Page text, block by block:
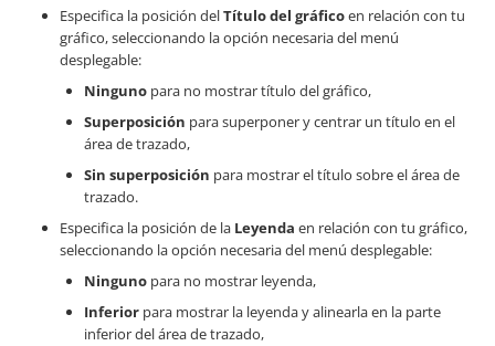
Especifica la posición delTítulo del gráficoen relación con tu
gráfico, seleccionando la opción necesaria del menú
desplegable:
Ninguno para no mostrar título del gráfico,
Superposición para superponer y centrar un título en el
área de trazado,
Sin superposición para mostrar el título sobre el área de
trazado.
Especifica la posición de la Leyenda en relación con tu gráfico,
seleccionando la opción necesaria del menú desplegable:
Ninguno para no mostrar leyenda,
Inferior para mostrar la leyenda y alinearla en la parte
inferior del área de trazado,